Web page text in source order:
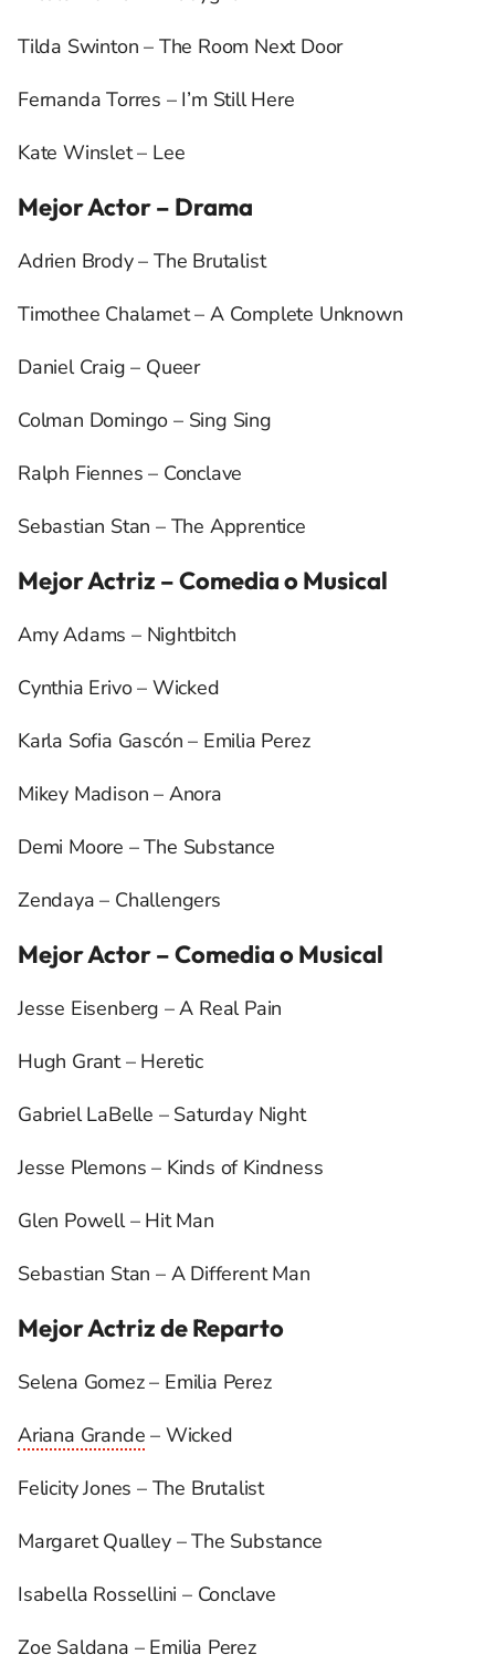
Tilda Swinton – The Room Next Door
Fernanda Torres – I’m Still Here
Kate Winslet – Lee
Mejor Actor – Drama
Adrien Brody – The Brutalist
Timothee Chalamet – A Complete Unknown
Daniel Craig – Queer
Colman Domingo – Sing Sing
Ralph Fiennes – Conclave
Sebastian Stan – The Apprentice
Mejor Actriz – Comedia o Musical
Amy Adams – Nightbitch
Cynthia Erivo – Wicked
Karla Sofia Gascón – Emilia Perez
Mikey Madison – Anora
Demi Moore – The Substance
Zendaya – Challengers
Mejor Actor – Comedia o Musical
Jesse Eisenberg – A Real Pain
Hugh Grant – Heretic
Gabriel LaBelle – Saturday Night
Jesse Plemons – Kinds of Kindness
Glen Powell – Hit Man
Sebastian Stan – A Different Man
Mejor Actriz de Reparto
Selena Gomez – Emilia Perez
Ariana Grande – Wicked
Felicity Jones – The Brutalist
Margaret Qualley – The Substance
Isabella Rossellini – Conclave
Zoe Saldana – Emilia Perez